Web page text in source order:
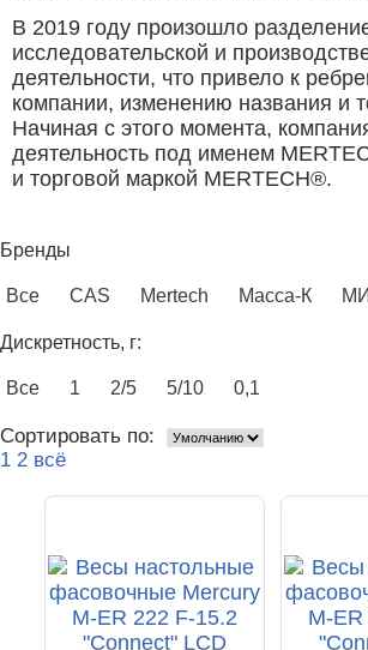
В 2019 году произошло
исследовательской и
деятельности, что привело к
компании, изменению названия и
Начиная с этого момента,
деятельность под именем
и торговой маркой MERTECH®.
Бренды
Все CAS Mertech Масса-К
Дискретность, г:
Все 1 2/5 5/10 0,1
Сортировать по:
1 2 всё